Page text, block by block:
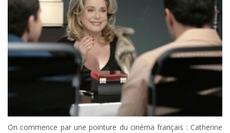
On commence par une pointure du cinéma français : Catherine